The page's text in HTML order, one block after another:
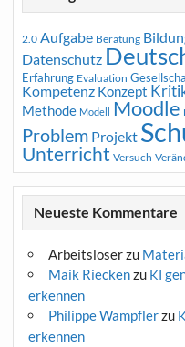
2.0 Aufgabe Beratung
Datenschutz
Erfahrung Evaluation
Kompetenz Konzept
Methode Modell Moodle
Problem Projekt
Unterricht Versuch
Neueste Kommentare
Arbeitsloserzu
Maik Rieckenzu KI
erkennen
Philippe Wampflerzu
erkennen